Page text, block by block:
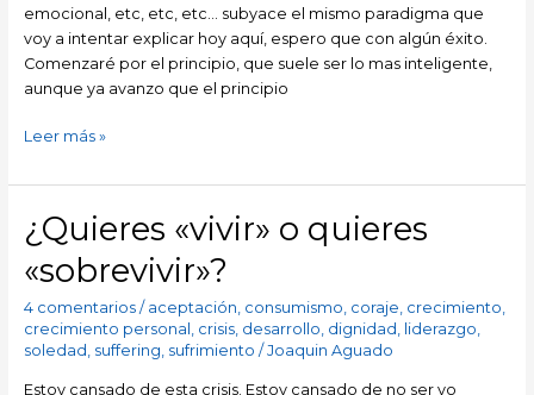
emocional, etc, etc, etc… subyace el mismo paradigma que
voy a intentar explicar hoy aquí, espero que con algún éxito.
Comenzaré por el principio, que suele ser lo mas inteligente,
aunque ya avanzo que el principio
razón!!
Leer más »
¿Quieres «vivir» o quieres
«sobrevivir»?
4 comentarios / aceptación, consumismo, coraje, crecimiento,
crecimiento personal , crisis, desarrollo, dignidad , liderazgo,
soledad , suffering, sufrimiento / Joaquin Aguado
Estoy cansado de esta crisis. Estoy cansado de no ser yo
¿Quieres
«vivir»
o
«sobrevivir»?